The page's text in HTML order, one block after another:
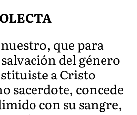
que para
del género
a Cristo
sacerdote, concede
con su sangre,